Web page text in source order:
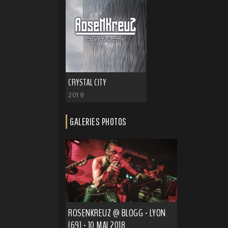
CRYSTAL CITY
2019
GALERIES PHOTOS
ROSENKREUZ @ BLOGG - LYON
(69) - 10 MAI 2018